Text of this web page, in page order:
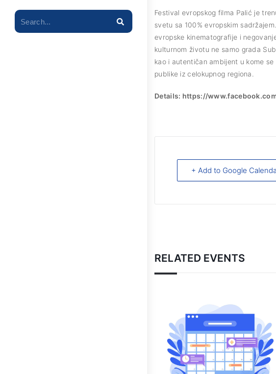
Search...
Festival evropskog filma Palić je
svetu sa 100% evropskim
evropske kinematografije i
kulturnom životu ne samo grada
kao i autentičan ambijent u kome
publike iz celokupnog regiona.
Details: https://
+ Add to Google
RELATED EVENTS